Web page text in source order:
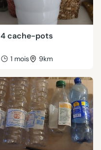
4 cache-pots
1 mois 9km